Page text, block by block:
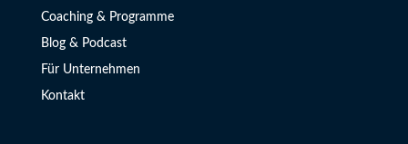
Coaching & Programme
Blog & Podcast
Für Unternehmen
Kontakt